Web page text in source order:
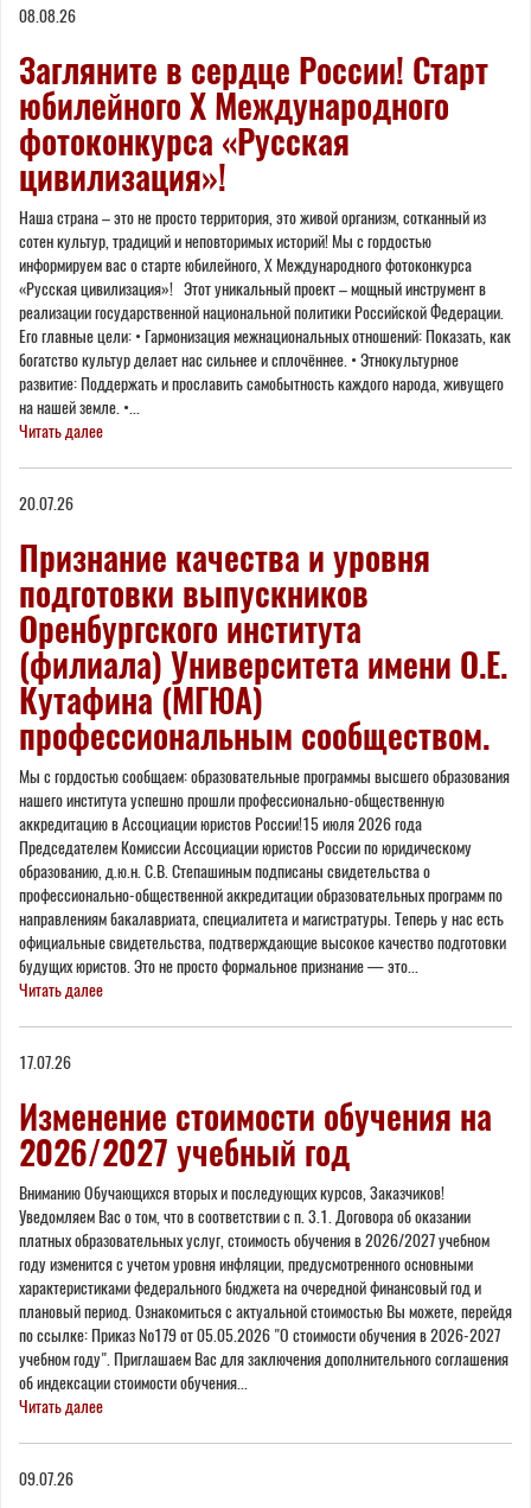
here
08.08.26
Загляните в сердце России! Старт
юбилейного X Международного
фотоконкурса «Русская
цивилизация»!
Наша страна – это не просто территория, это живой организм, сотканный из
сотен культур, традиций и неповторимых историй! Мы с гордостью
информируем вас о старте юбилейного, Х Международного фотоконкурса
«Русская цивилизация»! Этот уникальный проект – мощный инструмент в
реализации государственной национальной политики Российской Федерации.
Его главные цели: • Гармонизация межнациональных отношений: Показать, как
богатство культур делает нас сильнее и сплочённее. • Этнокультурное
развитие: Поддержать и прославить самобытность каждого народа, живущего
на нашей земле. •...
Читать далее
20.07.26
Признание качества и уровня
подготовки выпускников
Оренбургского института
(филиала) Университета имени О.Е.
Кутафина (МГЮА)
профессиональным сообществом.
Мы с гордостью сообщаем: образовательные программы высшего образования
нашего института успешно прошли профессионально-общественную
аккредитацию в Ассоциации юристов России!15 июля 2026 года
Председателем Комиссии Ассоциации юристов России по юридическому
образованию, д.ю.н. С.В. Степашиным подписаны свидетельства о
профессионально-общественной аккредитации образовательных программ по
направлениям бакалавриата, специалитета и магистратуры. Теперь у нас есть
официальные свидетельства, подтверждающие высокое качество подготовки
будущих юристов. Это не просто формальное признание — это...
Читать далее
17.07.26
Изменение стоимости обучения на
2026/2027 учебный год
Вниманию Обучающихся вторых и последующих курсов, Заказчиков!
Уведомляем Вас о том, что в соответствии с п. 3.1. Договора об оказании
платных образовательных услуг, стоимость обучения в 2026/2027 учебном
году изменится с учетом уровня инфляции, предусмотренного основными
характеристиками федерального бюджета на очередной финансовый год и
плановый период. Ознакомиться с актуальной стоимостью Вы можете, перейдя
по ссылке: Приказ №179 от 05.05.2026 "О стоимости обучения в 2026-2027
учебном году". Приглашаем Вас для заключения дополнительного соглашения
об индексации стоимости обучения...
Читать далее
09.07.26